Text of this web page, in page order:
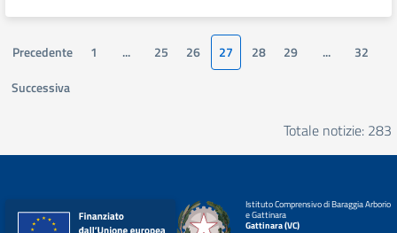
Precedente 1 ... 25 26 27 28 29 ...
32
Successiva
Totale notizie: 283
Istituto Comprensivo di Baraggia Arborio
e Gattinara
Gattinara (VC)